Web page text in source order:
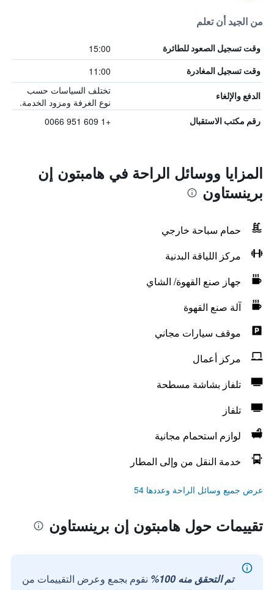
من الجيد أن تعلم
وقت تسجيل الصعود للطائرة 15:00
وقت تسجيل المغادرة 11:00
الدفع والإلغاء
تختلف السياسات حسب
نوع الغرفة ومزود الخدمة.
رقم مكتب الاستقبال +1 609 951 0066
المزايا ووسائل الراحة في هامبتون إن
برينستاون
حمام سباحة خارجي
مركز اللياقة البدنية
جهاز صنع القهوة/ الشاي
آلة صنع القهوة
موقف سيارات مجاني
مركز أعمال
تلفاز بشاشة مسطحة
تلفاز
لوازم استحمام مجانية
خدمة النقل من وإلى المطار
عرض جميع وسائل الراحة وعددها 54
تقييمات حول هامبتون إن برينستاون
تم التحقق منه 100%
نقوم بجمع وعرض التقييمات من